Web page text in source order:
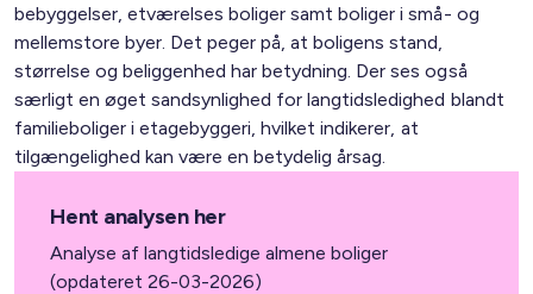
Hent analysen her
Analyse af langtidsledige almene boliger
(opdateret 26-03-2026)
bebyggelser, etværelses boliger samt boliger i små- og
mellemstore byer. Det peger på, at boligens stand,
størrelse og beliggenhed har betydning. Der ses også
særligt en øget sandsynlighed for langtidsledighed blandt
familieboliger i etagebyggeri, hvilket indikerer, at
tilgængelighed kan være en betydelig årsag.